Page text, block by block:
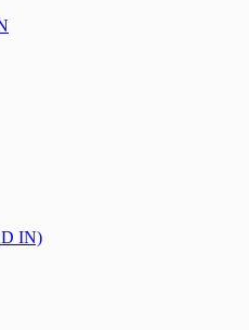
IN)